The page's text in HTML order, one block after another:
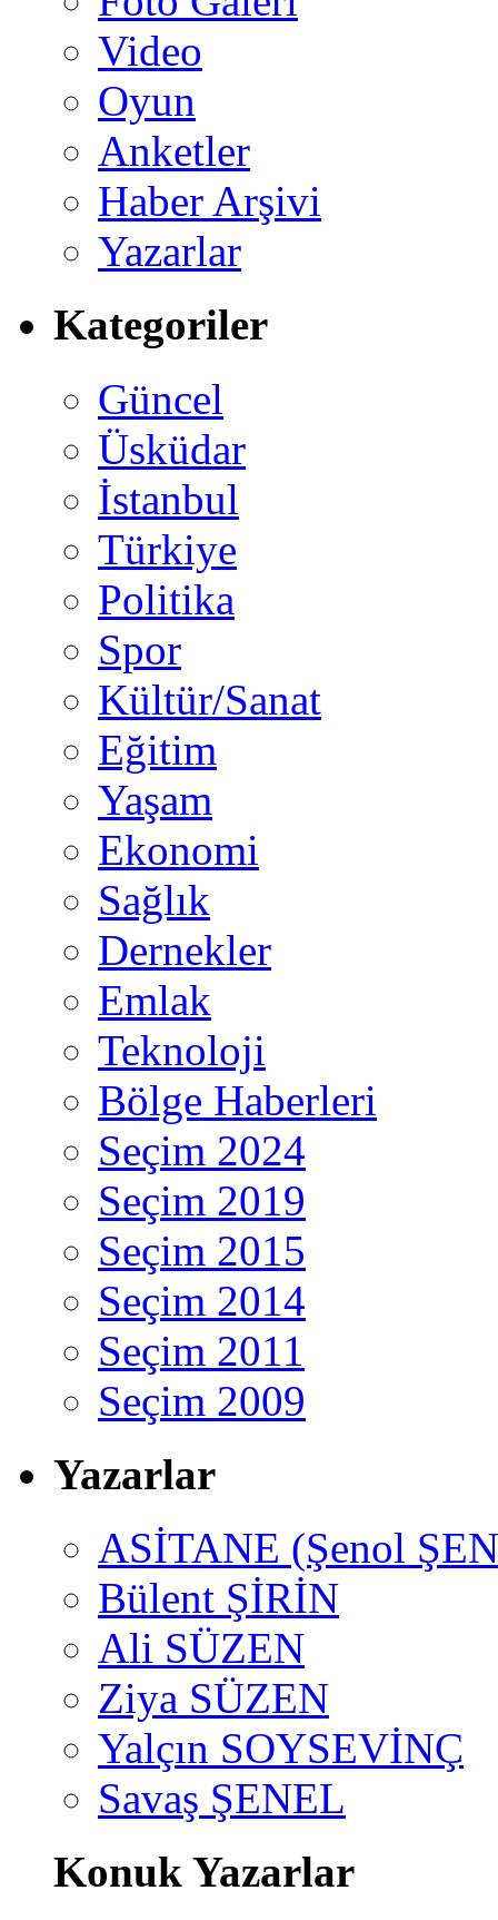
Video
Oyun
Anketler
Haber Arşivi
Yazarlar
Kategoriler
Güncel
Üsküdar
İstanbul
Türkiye
Politika
Spor
Kültür/Sanat
Eğitim
Yaşam
Ekonomi
Sağlık
Dernekler
Emlak
Teknoloji
Bölge Haberleri
Seçim 2024
Seçim 2019
Seçim 2015
Seçim 2014
Seçim 2011
Seçim 2009
Yazarlar
ASİTANE (Şenol
Bülent ŞİRİN
Ali SÜZEN
Ziya SÜZEN
Yalçın SOYSEVİNÇ
Savaş ŞENEL
Konuk Yazarlar